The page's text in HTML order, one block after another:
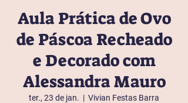
Aula Prática de Ovo
de Páscoa Recheado
e Decorado com
Alessandra Mauro
ter., 23 de jan.
  |
Vivian Festas Barra